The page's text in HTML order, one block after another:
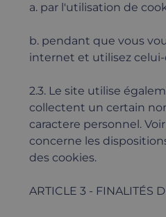
a. par l'utilisation de
b. pendant que vous
internet et utilisez celui-
2.3. Le site utilise
collectent un certain
caractere personnel.
concerne les
des cookies.
ARTICLE 3 - FINALITÉS